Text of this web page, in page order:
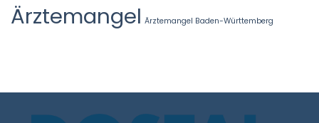
Ärztemangel Ärztemangel Baden-Württemberg